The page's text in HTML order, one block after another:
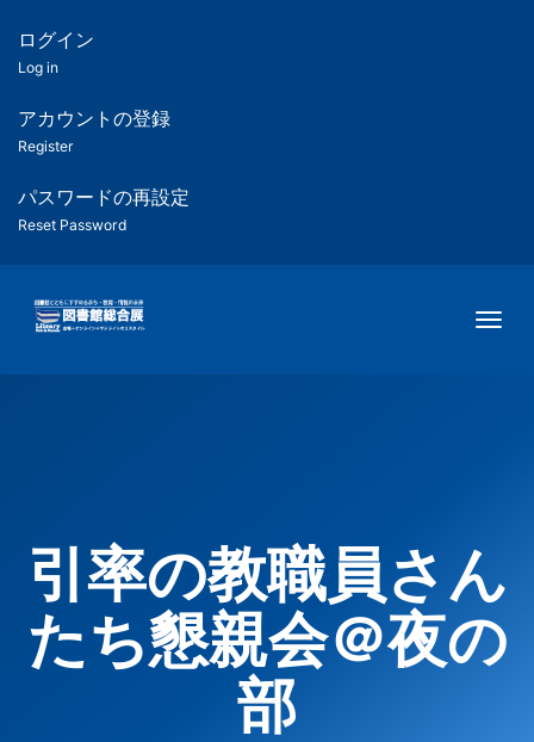
ツ
匿
名
ユ
ー
ー
用
メ
ログイン
Log in
アカウントの登録
Register
パスワードの再設定
Reset Password
引率の教職員さん
たち懇親会＠夜の
部